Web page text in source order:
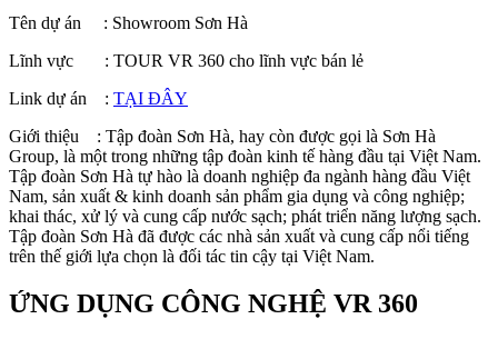
Tên dự án : Showroom Sơn Hà
Lĩnh vực : TOUR VR 360 cho lĩnh vực bán lẻ
Link dự án : TẠI ĐÂY
Giới thiệu : Tập đoàn Sơn Hà, hay còn được gọi là Sơn Hà
Group, là một trong những tập đoàn kinh tế hàng đầu tại Việt Nam.
Tập đoàn Sơn Hà tự hào là doanh nghiệp đa ngành hàng đầu Việt
Nam, sản xuất & kinh doanh sản phẩm gia dụng và công nghiệp;
khai thác, xử lý và cung cấp nước sạch; phát triển năng lượng sạch.
Tập đoàn Sơn Hà đã được các nhà sản xuất và cung cấp nổi tiếng
trên thế giới lựa chọn là đối tác tin cậy tại Việt Nam.
ỨNG DỤNG CÔNG NGHỆ VR 360